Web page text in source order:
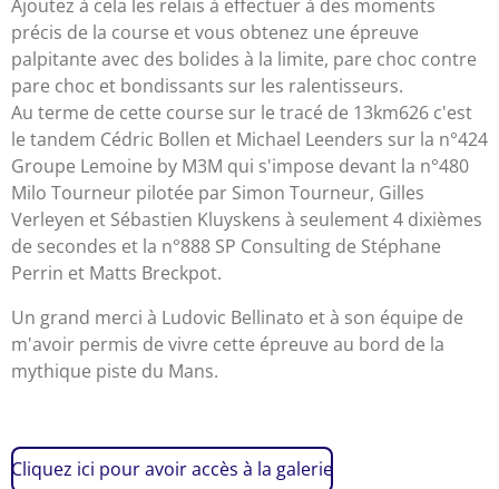
Ajoutez à cela les relais à effectuer à des moments
précis de la course et vous obtenez une épreuve
palpitante avec des bolides à la limite, pare choc contre
pare choc et bondissants sur les ralentisseurs.
Au terme de cette course sur le tracé de 13km626 c'est
le tandem Cédric Bollen et Michael Leenders sur la n°424
Groupe Lemoine by M3M qui s'impose devant la n°480
Milo Tourneur pilotée par Simon Tourneur, Gilles
Verleyen et Sébastien Kluyskens à seulement 4 dixièmes
de secondes et la n°888 SP Consulting de Stéphane
Perrin et Matts Breckpot.
Un grand merci à Ludovic Bellinato et à son équipe de
m'avoir permis de vivre cette épreuve au bord de la
mythique piste du Mans.
Cliquez ici pour avoir accès à la galerie